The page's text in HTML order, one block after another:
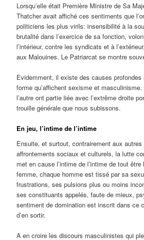
Lorsqu’elle était Première Ministre de Sa
Thatcher avait affiché ces sentiments que
politiciens les plus virils: insensibilité à la
brutalité dans l’exercice de sa fonction,
l’intérieur, contre les syndicats et à
aux Malouines. Le Patriarcat se montre
Evidemment, il existe des causes profondes
forme qu’affichent sexisme et masculinisme.
l’autre ont partie liée avec l’extrême droite
trouille générale que nous subissons.
En jeu, l’intime de l’intime
Ensuite, et surtout, contrairement aux autres
affrontements sociaux et culturels, la lutte
met en cause l’intime de l’intime de tout
femme, chaque homme est tissé par sa
frustrations, ses pulsions plus ou moins
ses constituants appelés, faute de mieux,
sentiment de domination est inscrit dans ce
d’en sortir.
A en croire les discours masculinistes qui